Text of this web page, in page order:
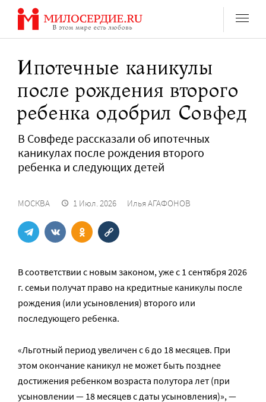
Перейти
содержанию
Ипотечные каникулы
после рождения второго
ребенка одобрил Совфед
В Совфеде рассказали об ипотечных
каникулах после рождения второго
ребенка и следующих детей
МОСКВА 1 Июл. 2026 Илья АГАФОНОВ
В соответствии с новым законом, уже с 1 сентября 2026
г. семьи получат право на кредитные каникулы после
рождения (или усыновления) второго или
последующего ребенка.
«Льготный период увеличен с 6 до 18 месяцев. При
этом окончание каникул не может быть позднее
достижения ребенком возраста полутора лет (при
усыновлении — 18 месяцев с даты усыновления)», —